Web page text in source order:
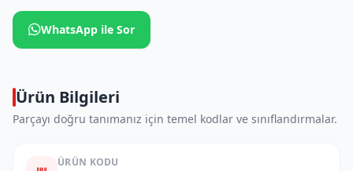
WhatsApp ile Sor
Ürün Bilgileri
Parçayı doğru tanımanız için temel kodlar ve sınıflandırmalar.
ÜRÜN KODU